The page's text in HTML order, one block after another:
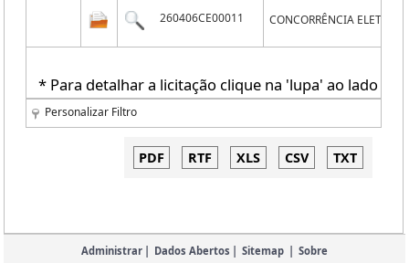
* Para detalhar a licitação clique na 'lupa' ao lado de
260406CE00011 CONCORRÊNCIA
Personalizar Filtro
Administrar Dados Abertos Sitemap Sobre